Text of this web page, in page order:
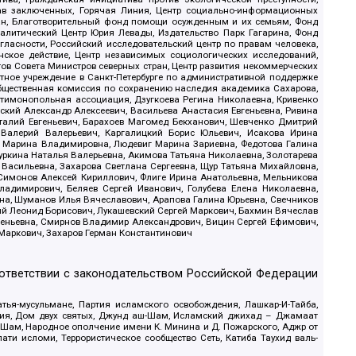
заключенных, Горячая Линия, Центр социально-информационных
Благотворительный фонд помощи осужденным и их семьям, Фонд
Центр Юрия Левады, Издательство Парк Гагарина, Фонд
Российский исследовательский центр по правам человека,
действие, Центр независимых социологических исследований,
Министров северных стран, Центр развития некоммерческих
учреждение в Санкт-Петербурге по административной поддержке
комиссия по сохранению наследия академика Сахарова,
ассоциация, Дзугкоева Регина Николаевна, Кривенко
Александр Алексеевич, Васильева Анастасия Евгеньевна, Ривина
Евгеньевич, Барахоев Магомед Бекханович, Шевченко Дмитрий
Валерьевич, Каргалицкий Борис Юльевич, Исакова Ирина
Владимировна, Людевиг Марина Зариевна, Федотова Галина
Наталья Валерьевна, Акимова Татьяна Николаевна, Золотарева
Захарова Светлана Сергеевна, Щур Татьяна Михайловна,
Алексей Кириллович, Флиге Ирина Анатольевна, Мельникова
Беляев Сергей Иванович, Голубева Елена Николаевна,
Шуманов Илья Вячеславович, Арапова Галина Юрьевна, Свечников
Борисович, Лукашевский Сергей Маркович, Бахмин Вячеслав
Смирнов Владимир Александрович, Вицин Сергей Ефимович,
Захаров Герман Константинович
с законодательством Российской Федерации
мусульмане, Партия исламского освобождения, Лашкар-И-Тайба,
Дом двух святых, Джунд аш-Шам, Исламский джихад – Джамаат
Шам, Народное ополчение имени К. Минина и Д. Пожарского, Аджр от
Террористическое сообщество Сеть, Катиба Таухид валь-